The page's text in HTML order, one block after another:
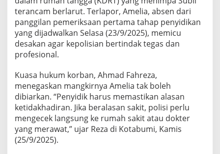
s
k
P
o
B
e
r
t
i
n
terancam berlarut. Terlapor, Amelia, absen dari
panggilan pemeriksaan pertama tahap penyidikan
yang dijadwalkan Selasa (23/9/2025), memicu
desakan agar kepolisian bertindak tegas dan
profesional.
Kuasa hukum korban, Ahmad Fahreza,
menegaskan mangkirnya Amelia tak boleh
dibiarkan. “Penyidik harus memastikan alasan
ketidakhadiran. Jika beralasan sakit, polisi perlu
mengecek langsung ke rumah sakit atau dokter
yang merawat,” ujar Reza di Kotabumi, Kamis
(25/9/2025).